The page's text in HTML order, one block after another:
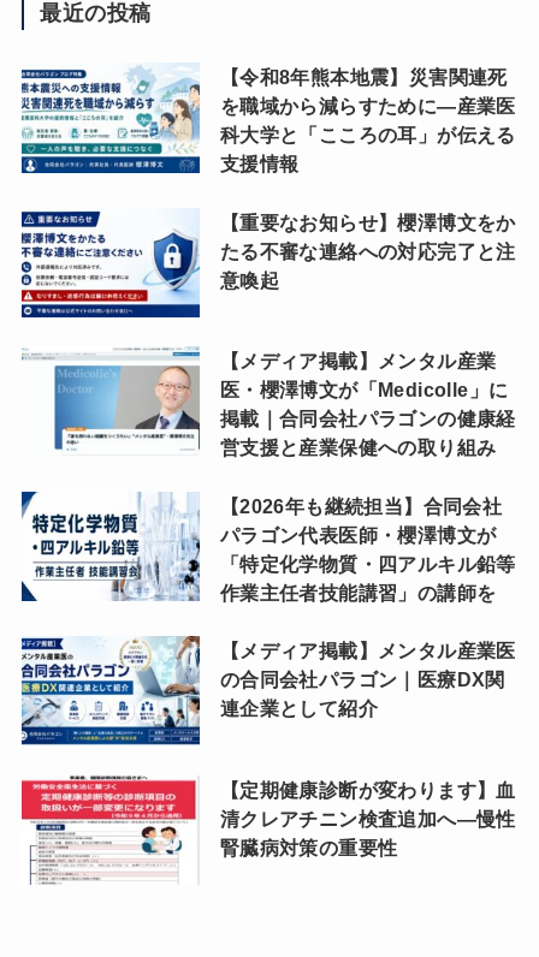
最近の投稿
【令和8年熊本地震】災害関連死
を職域から減らすために―産業医
科大学と「こころの耳」が伝える
支援情報
【重要なお知らせ】櫻澤博文をか
たる不審な連絡への対応完了と注
意喚起
【メディア掲載】メンタル産業
医・櫻澤博文が「Medicolle」に
掲載｜合同会社パラゴンの健康経
営支援と産業保健への取り組み
【2026年も継続担当】合同会社
パラゴン代表医師・櫻澤博文が
「特定化学物質・四アルキル鉛等
作業主任者技能講習」の講師を
【メディア掲載】メンタル産業医
の合同会社パラゴン｜医療DX関
連企業として紹介
【定期健康診断が変わります】血
清クレアチニン検査追加へ―慢性
腎臓病対策の重要性